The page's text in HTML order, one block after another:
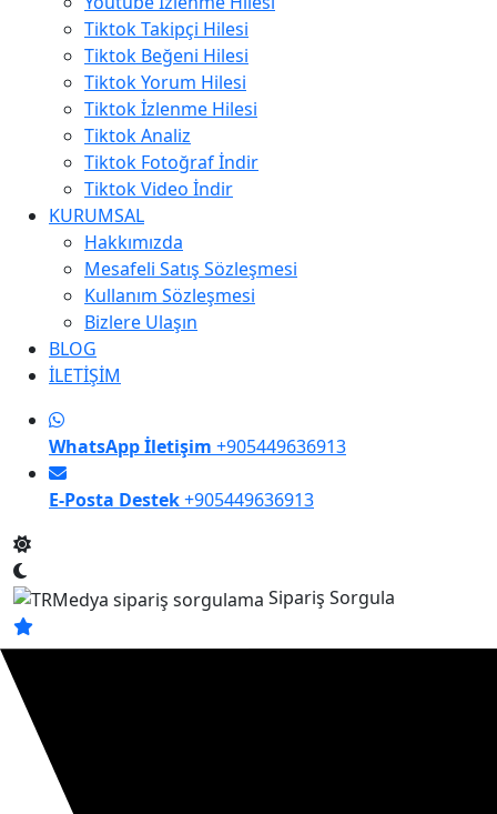
Tiktok Takipçi Hilesi
Tiktok Beğeni Hilesi
Tiktok Yorum Hilesi
Tiktok İzlenme Hilesi
Tiktok Analiz
Tiktok Fotoğraf İndir
Tiktok Video İndir
KURUMSAL
Hakkımızda
Mesafeli Satış Sözleşmesi
Kullanım Sözleşmesi
Bizlere Ulaşın
BLOG
İLETİŞİM
WhatsApp İletişim +905449636913
E-Posta Destek+905449636913
Sipariş Sorgula